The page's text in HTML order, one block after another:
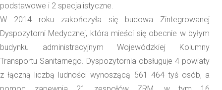
podstawowe i 2 specjalistyczne.
W 2014 roku zakończyła się budowa Zintegrowanej
Dyspozytorni Medycznej, która mieści się obecnie w byłym
budynku administracyjnym Wojewódzkiej Kolumny
Transportu Sanitarnego. Dyspozytornia obsługuje 4 powiaty
z łączną liczbą ludności wynoszącą 561 464 tyś osób, a